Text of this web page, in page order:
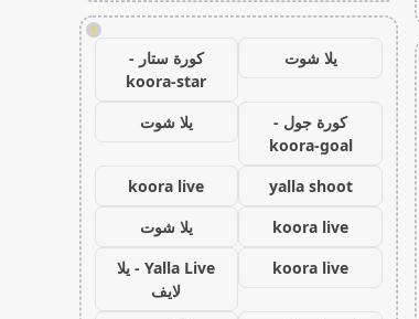
!
يلا شوت
كورة ستار -
koora-star
كورة جول -
koora-goal
يلا شوت
yalla shoot
koora live
koora live
يلا شوت
koora live
Yalla Live - يلا
لايف